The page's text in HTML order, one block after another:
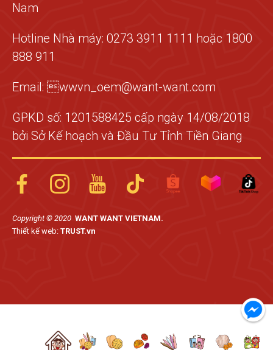
Nam
Hotline Nhà máy: 0273 3911 1111 hoặc 1800
888 911
Email: wwvn_oem@want-want.com
GPKD số: 1201588425 cấp ngày 14/08/2018
bởi Sở Kế hoạch và Đầu Tư Tỉnh Tiền Giang
Copyright © 2020 WANT WANT VIETNAM.
Thiết kế web: TRUST.vn